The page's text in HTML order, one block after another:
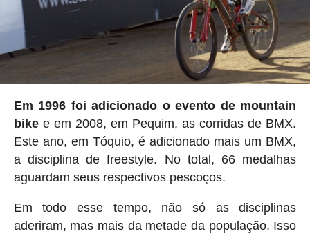
Em 1996 foi adicionado o evento de mountain
bikee em 2008, em Pequim, as corridas de BMX.
Este ano, em Tóquio, é adicionado mais um BMX,
a disciplina de freestyle. No total, 66 medalhas
aguardam seus respectivos pescoços.
Em todo esse tempo, não só as disciplinas
aderiram, mas mais da metade da população. Isso